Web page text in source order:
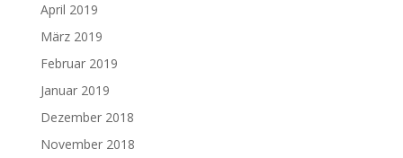
April 2019
März 2019
Februar 2019
Januar 2019
Dezember 2018
November 2018